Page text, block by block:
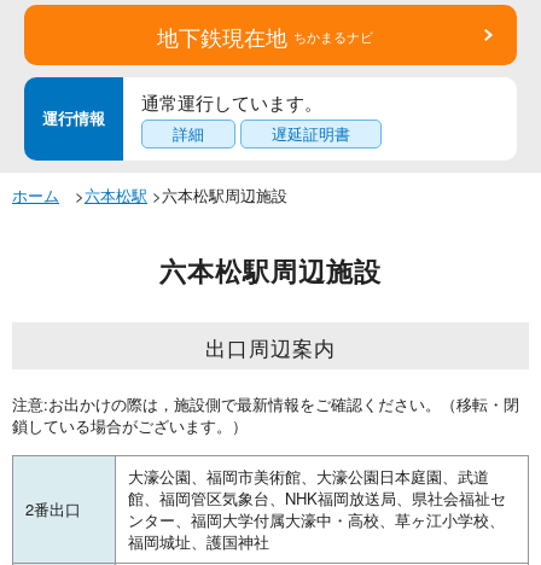
地下鉄現在地 ちかまるナビ
運行情報
通常運行しています。
詳細 遅延証明書
ホーム >六本松駅 >六本松駅周辺施設
六本松駅周辺施設
出口周辺案内
注意:お出かけの際は，施設側で最新情報をご確認ください。（移転・閉
鎖している場合がございます。）
2番出口
大濠公園、福岡市美術館、大濠公園日本庭園、武道
館、福岡管区気象台、NHK福岡放送局、県社会福祉セ
ンター、福岡大学付属大濠中・高校、草ヶ江小学校、
福岡城址、護国神社